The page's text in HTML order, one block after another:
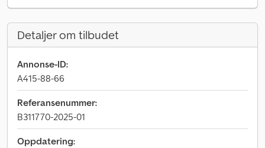
Detaljer om tilbudet
Annonse-ID:
A415-88-66
Referansenummer:
B311770-2025-01
Oppdatering: